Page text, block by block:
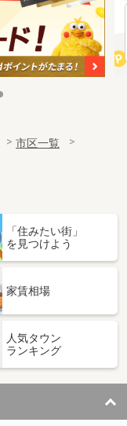
市区一覧
「住みたい街」
を見つけよう
家賃相場
人気タウン
ランキング